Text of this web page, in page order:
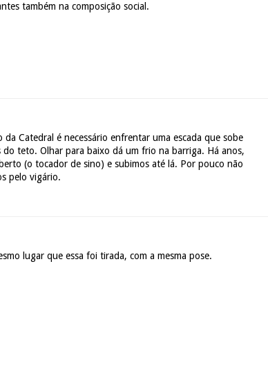
também na composição social.
Catedral é necessário enfrentar uma escada que sobe
do teto. Olhar para baixo dá um frio na barriga. Há anos,
(o tocador de sino) e subimos até lá. Por pouco não
pelo vigário.
lugar que essa foi tirada, com a mesma pose.